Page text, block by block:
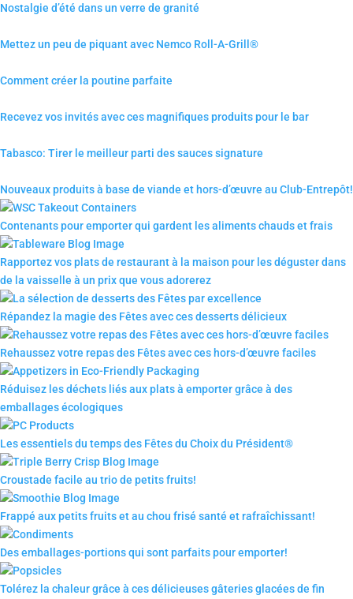
Nostalgie d’été dans un verre de granité
Mettez un peu de piquant avec Nemco Roll-A-Grill®
Comment créer la poutine parfaite
Recevez vos invités avec ces magnifiques produits pour le bar
Tabasco: Tirer le meilleur parti des sauces signature
Nouveaux produits à base de viande et hors-d’œuvre au Club-Entrepôt!
Contenants pour emporter qui gardent les aliments chauds et frais
Rapportez vos plats de restaurant à la maison pour les déguster dans
de la vaisselle à un prix que vous adorerez
Répandez la magie des Fêtes avec ces desserts délicieux
Rehaussez votre repas des Fêtes avec ces hors-d’œuvre faciles
Réduisez les déchets liés aux plats à emporter grâce à des
emballages écologiques
Les essentiels du temps des Fêtes du Choix du Président®
Croustade facile au trio de petits fruits!
Frappé aux petits fruits et au chou frisé santé et rafraîchissant!
Des emballages-portions qui sont parfaits pour emporter!
Tolérez la chaleur grâce à ces délicieuses gâteries glacées de fin